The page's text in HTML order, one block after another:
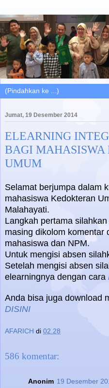
Jumat, 19 Desember 2014
ELEARNING
BAGI
UMUM
Selamat berjumpa dalam
mahasiswa Kedokteran
Malahayati.
Langkah pertama
masing dikolom komentar
mahasiswa dan NPM.
Untuk mengisi absen
Setelah mengisi absen
elearningnya dengan cara
Anda bisa juga download
DISINI
AFARICH di 02.28
586 komentar:
Anonim 19 Desember